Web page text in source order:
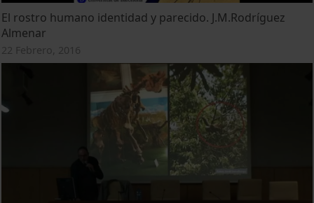
El rostro humano identidad y parecido. J.M.Rodríguez
Almenar
22 Febrero, 2016